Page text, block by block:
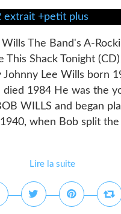
The Band's A-
This Shack Tonight
Johnny Lee Wills born
1984 He was the
WILLS and began
when Bob split the
Lire la suite